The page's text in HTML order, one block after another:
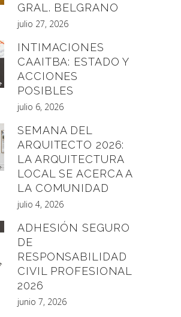
GRAL. BELGRANO
julio 27, 2026
INTIMACIONES
CAAITBA: ESTADO Y
ACCIONES
POSIBLES
julio 6, 2026
SEMANA DEL
ARQUITECTO 2026:
LA ARQUITECTURA
LOCAL SE ACERCA A
LA COMUNIDAD
julio 4, 2026
ADHESIÓN SEGURO
DE
RESPONSABILIDAD
CIVIL PROFESIONAL
2026
junio 7, 2026